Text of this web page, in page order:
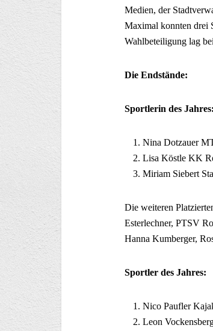
Medien, der
Maximal konnten drei
Wahlbeteiligung lag
Die Endstände:
Sportlerin des Jahres:
Nina Dotzauer
Lisa Köstle KK
Miriam Siebert
Die weiteren
Esterlechner, PTSV
Hanna Kumberger,
Sportler des Jahres:
Nico Paufler
Leon